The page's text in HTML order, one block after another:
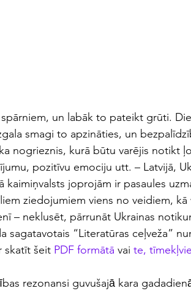
spārniem, un labāk to pateikt grūti.
smagi to apzināties, un
nogrieznis, kurā būtu varējis notikt
pozitīvu emociju utt. – Latvijā,
joprojām ir pasaules
ziedojumiem viens no veidiem,
– neklusēt, pārrunāt Ukrainas
sagatavotais “Literatūras ceļveža”
skatīt šeit PDF formātā vai te,
rezonansi guvušajā kara